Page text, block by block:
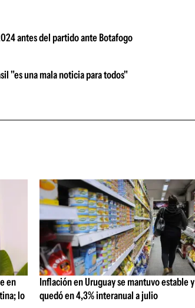
antes del partido ante Botafogo
"es una mala noticia para todos"
en
lo
Inflación en Uruguay se mantuvo estable y
quedó en 4,3% interanual a julio